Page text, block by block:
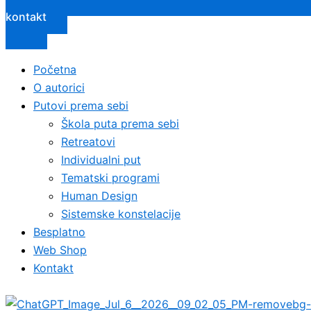
kontakt
Početna
O autorici
Putovi prema sebi
Škola puta prema sebi
Retreatovi
Individualni put
Tematski programi
Human Design
Sistemske konstelacije
Besplatno
Web Shop
Kontakt